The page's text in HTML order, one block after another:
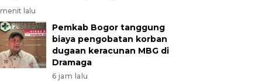
lalu
Pemkab Bogor tanggung
biaya pengobatan korban
dugaan keracunan MBG di
Dramaga
6 jam lalu